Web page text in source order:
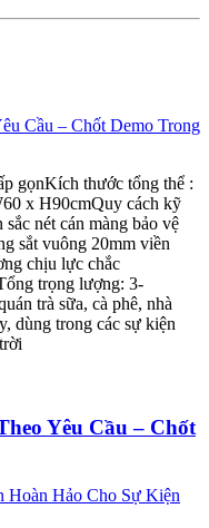
gọnKích thước tổng thể :
x H90cmQuy cách kỹ
nét cán màng bảo vệ
sắt vuông 20mm viền
chịu lực chắc
trọng lượng: 3-
trà sữa, cà phê, nhà
dùng trong các sự kiện
Yêu Cầu – Chốt